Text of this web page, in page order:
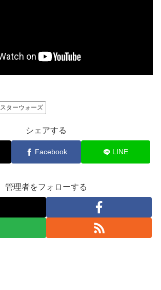
スターウォーズ
シェアする
Facebook LINE
管理者をフォローする